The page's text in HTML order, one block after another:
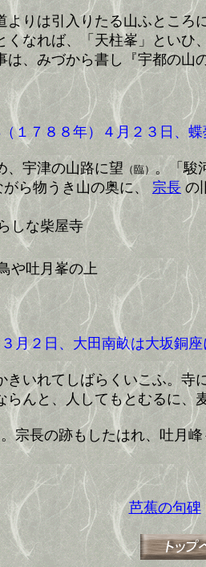
りは引入りたる山ふとこ
なれば、「天柱峯」とい
は、みづから書し『宇都の山
７８８年）４月２３日、蝶
、宇津の山路に望 （臨）。「駿
ら物うき山の奥に、 宗長 の
しな柴屋寺
や吐月峯の上
２日、大田南畝は大坂銅
いれてしばらくいこふ。
らんと、人してもとむるに、
宗長の跡もしたはれ、吐月
芭蕉の句碑